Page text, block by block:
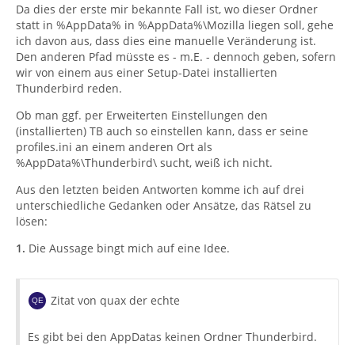
Da dies der erste mir bekannte Fall ist, wo dieser Ordner
statt in %AppData% in %AppData%\Mozilla liegen soll, gehe
ich davon aus, dass dies eine manuelle Veränderung ist.
Den anderen Pfad müsste es - m.E. - dennoch geben, sofern
wir von einem aus einer Setup-Datei installierten
Thunderbird reden.
Ob man ggf. per Erweiterten Einstellungen den
(installierten) TB auch so einstellen kann, dass er seine
profiles.ini an einem anderen Ort als
%AppData%\Thunderbird\ sucht, weiß ich nicht.
Aus den letzten beiden Antworten komme ich auf drei
unterschiedliche Gedanken oder Ansätze, das Rätsel zu
lösen:
1. Die Aussage bingt mich auf eine Idee.
Zitat von quax der echte
Es gibt bei den AppDatas keinen Ordner Thunderbird.